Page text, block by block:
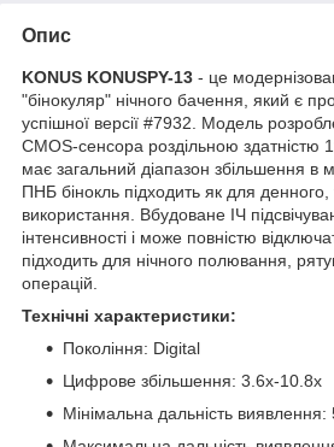
Опис
KONUS KONUSPY-13 - це
"бінокуляр" нічного бачення, який є
успішної версії #7932. Модель
CMOS-сенсора роздільною здатністю
має загальний діапазон збільшення
ПНБ бінокль підходить як для денного,
використання. Вбудоване ІЧ
інтенсивності і може повністю
підходить для нічного полювання,
операцій.
Технічні характеристики:
Покоління: Digital
Цифрове збільшення: 3.6x-10.8x
Мінімальна дальність виявлення: